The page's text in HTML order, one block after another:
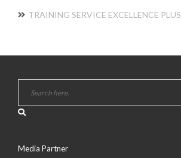
TRAINING SERVICE EXCELLENCE PLUS
Media Partner